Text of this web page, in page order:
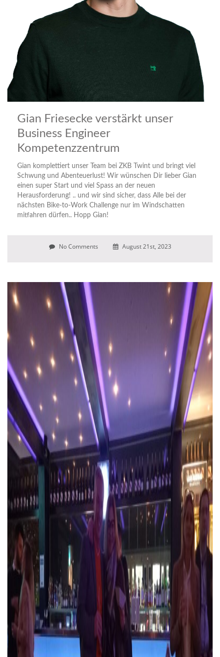
Gian Friesecke verstärkt unser
Business Engineer
Kompetenzzentrum
Gian komplettiert unser Team bei ZKB Twint und bringt viel
Schwung und Abenteuerlust! Wir wünschen Dir lieber Gian
einen super Start und viel Spass an der neuen
Herausforderung! .. und wir sind sicher, dass Alle bei der
nächsten Bike-to-Work Challenge nur im Windschatten
mitfahren dürfen.. Hopp Gian!
No Comments August 21st, 2023